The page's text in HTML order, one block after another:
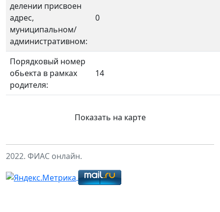
делении присвоен
адрес,
муниципальном/
административном:
0
Порядковый номер
обьекта в рамках
родителя:
14
Показать на карте
2022. ФИАС онлайн.